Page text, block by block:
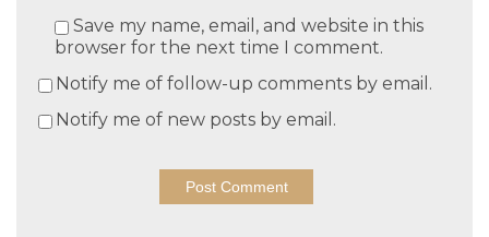
Save my name, email, and website in this
browser for the next time I comment.
Notify me of follow-up comments by email.
Notify me of new posts by email.